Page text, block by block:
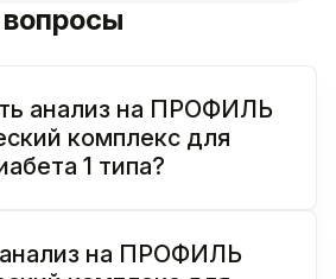
анализ на ПРОФИЛЬ
комплекс для
1 типа?
анализ на ПРОФИЛЬ